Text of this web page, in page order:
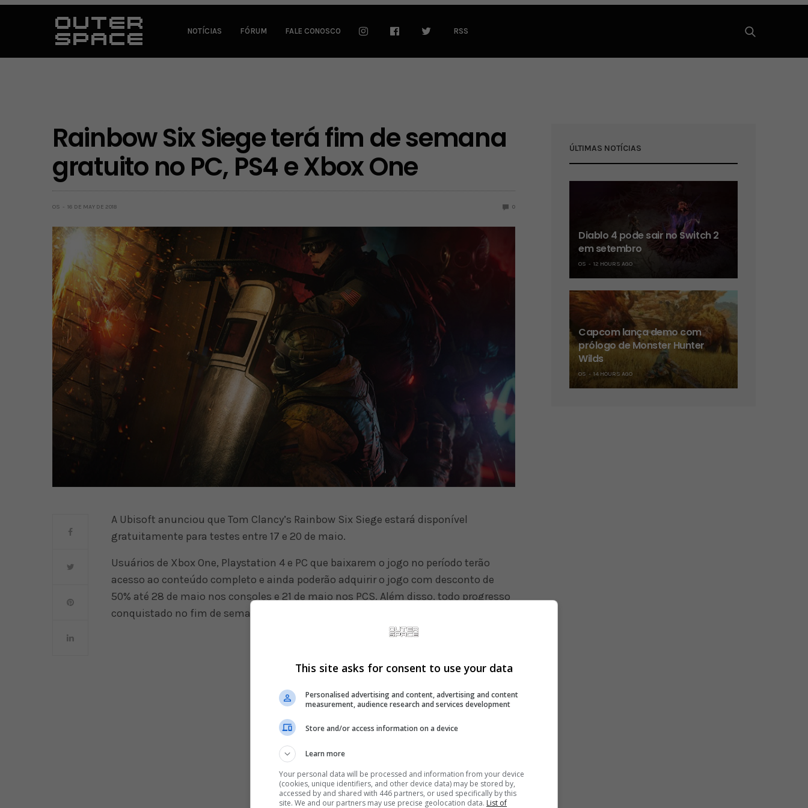
NOTÍCIAS FÓRUM FALE CONOSCO RSS
Rainbow Six Siege terá fim de semana
gratuito no PC, PS4 e Xbox One
OS 16 DE MAY DE 2018 0
A Ubisoft anunciou que Tom Clancy’s Rainbow Six Siege estará disponível
gratuitamente para testes entre 17 e 20 de maio.
Usuários de Xbox One, Playstation 4 e PC que baixarem o jogo no período terão
acesso ao conteúdo completo e ainda poderão adquirir o jogo com desconto de
50% até 28 de maio nos consoles e 21 de maio nos PCS. Além disso, todo progresso
conquistado no fim de semana será mantido.
ÚLTIMAS NOTÍCIAS
Diablo 4 pode sair no Switch 2
em setembro
OS 12 HOURS AGO
Capcom lança demo com
prólogo de Monster Hunter
Wilds
OS 14 HOURS AGO
This site asks for consent to use your data
Personalised advertising and content, advertising and content
measurement, audience research and services development
Store and/or access information on a device
Learn more
Your personal data will be processed and information from your device
(cookies, unique identifiers, and other device data) may be stored by,
accessed by and shared with 446 partners, or used specifically by this
site. We and our partners may use precise geolocation data. List of